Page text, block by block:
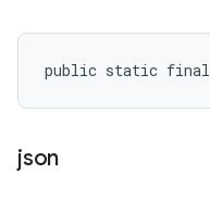
public static final
json